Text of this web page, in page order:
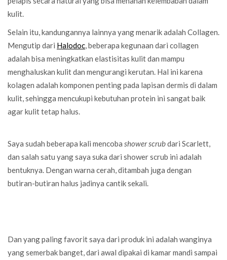
kulit.
Selain itu, kandungannya lainnya yang menarik adalah Collagen.
Mengutip dari Halodoc , beberapa kegunaan dari collagen
adalah bisa meningkatkan elastisitas kulit dan mampu
menghaluskan kulit dan mengurangi kerutan. Hal ini karena
kolagen adalah komponen penting pada lapisan dermis di dalam
kulit, sehingga mencukupi kebutuhan protein ini sangat baik
agar kulit tetap halus.
Saya sudah beberapa kali mencoba shower scrubdari Scarlett,
dan salah satu yang saya suka dari shower scrub ini adalah
bentuknya. Dengan warna cerah, ditambah juga dengan
butiran-butiran halus jadinya cantik sekali.
Dan yang paling favorit saya dari produk ini adalah wanginya
yang semerbak banget, dari awal dipakai di kamar mandi sampai